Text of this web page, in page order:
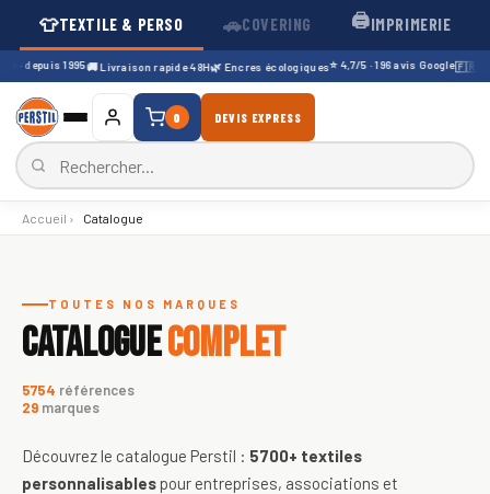
👕TEXTILE & PERSO 🚗COVERING 🖨️IMPRIMERIE
depuis 1995🚚 Livraison rapide 48H🌿 Encres écologiques⭐ 4,7/5 · 196 avis Google🇫🇷
0 DEVIS EXPRESS
Accueil › Catalogue
TOUTES NOS MARQUES
CATALOGUECOMPLET
5754 références
29 marques
Découvrez le catalogue Perstil : 5700+ textiles
personnalisables pour entreprises, associations et